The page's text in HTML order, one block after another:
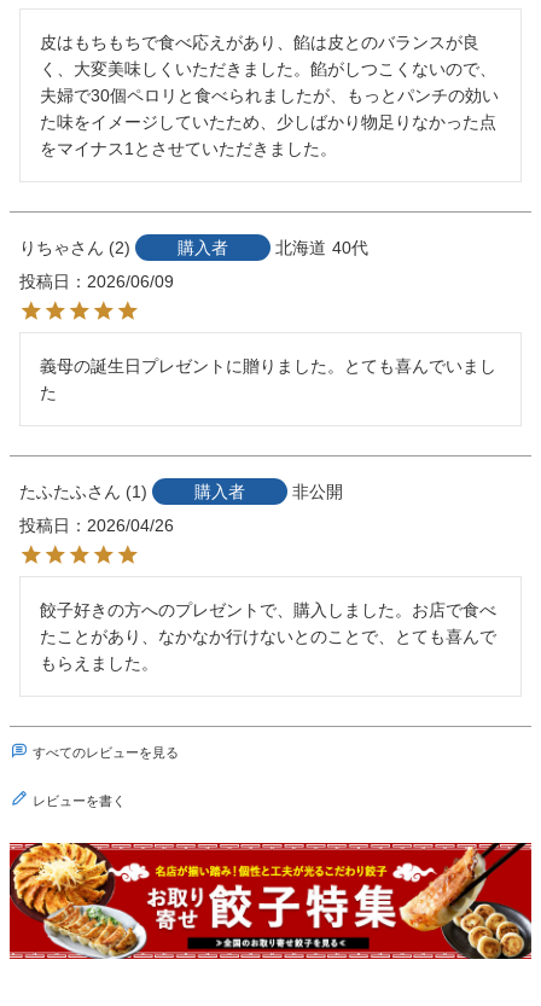
皮はもちもちで食べ応えがあり、餡は皮とのバランスが良
く、大変美味しくいただきました。餡がしつこくないので、
夫婦で30個ペロリと食べられましたが、もっとパンチの効い
た味をイメージしていたため、少しばかり物足りなかった点
をマイナス1とさせていただきました。
りちゃ 2 購入者 北海道 40代
投稿日
2026/06/09
義母の誕生日プレゼントに贈りました。とても喜んでいまし
た
たふたふ 1 購入者
非公開
投稿日
2026/04/26
餃子好きの方へのプレゼントで、購入しました。お店で食べ
たことがあり、なかなか行けないとのことで、とても喜んで
もらえました。
すべてのレビューを見る
レビューを書く